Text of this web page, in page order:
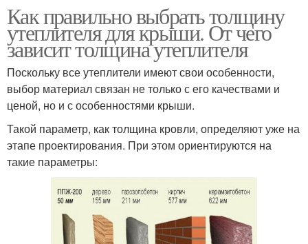
Как правильно выбрать толщину
утеплителя для крыши. От чего
зависит толщина утеплителя
Поскольку все утеплители имеют свои особенности,
выбор материал связан не только с его качествами и
ценой, но и с особенностями крыши.
Такой параметр, как толщина кровли, определяют уже на
этапе проектирования. При этом ориентируются на
такие параметры: